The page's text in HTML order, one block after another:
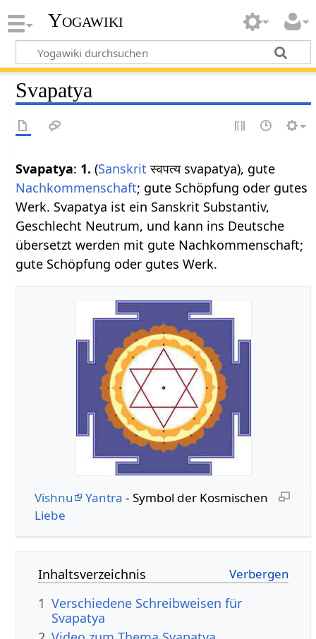
Yogawiki
Svapatya
Svapatya: 1. (Sanskrit स्वपत्य svapatya), gute
Nachkommenschaft; gute Schöpfung oder gutes
Werk. Svapatya ist ein Sanskrit Substantiv,
Geschlecht Neutrum, und kann ins Deutsche
übersetzt werden mit gute Nachkommenschaft;
gute Schöpfung oder gutes Werk.
Vishnu Yantra - Symbol der Kosmischen
Liebe
Inhaltsverzeichnis
1 Verschiedene Schreibweisen für
Svapatya